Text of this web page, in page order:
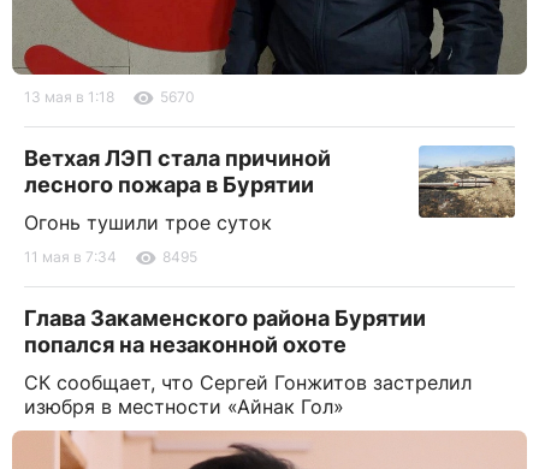
13 мая в 1:18 5670
Ветхая ЛЭП стала причиной
лесного пожара в Бурятии
Огонь тушили трое суток
11 мая в 7:34 8495
Глава Закаменского района Бурятии
попался на незаконной охоте
СК сообщает, что Сергей Гонжитов застрелил
изюбря в местности «Айнак Гол»